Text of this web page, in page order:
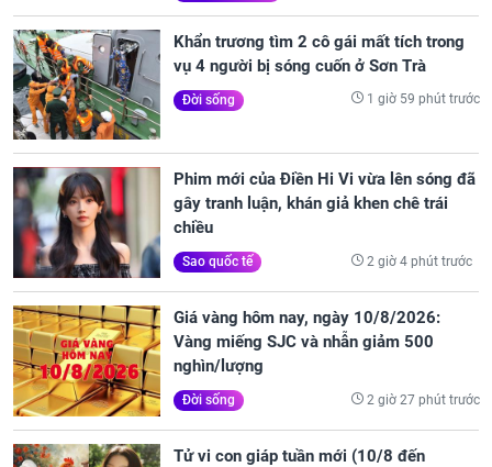
Khẩn trương tìm 2 cô gái mất tích trong
vụ 4 người bị sóng cuốn ở Sơn Trà
Đời sống 1 giờ 59 phút trước
Phim mới của Điền Hi Vi vừa lên sóng đã
gây tranh luận, khán giả khen chê trái
chiều
Sao quốc tế 2 giờ 4 phút trước
Giá vàng hôm nay, ngày 10/8/2026:
Vàng miếng SJC và nhẫn giảm 500
nghìn/lượng
Đời sống 2 giờ 27 phút trước
Tử vi con giáp tuần mới (10/8 đến